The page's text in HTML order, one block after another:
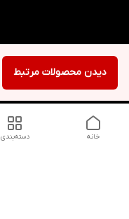
دیدن محصولات مرتبط
دسته‌بندی خانه